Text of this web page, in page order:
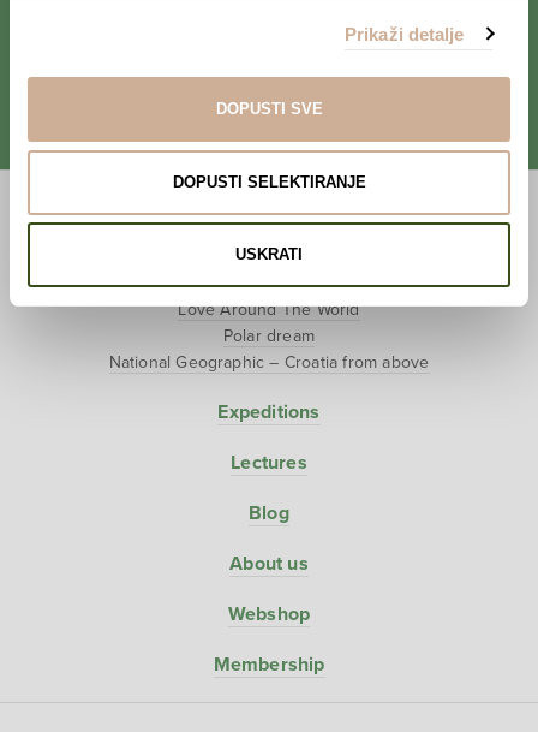
Prikaži detalje
DOPUSTI SVE
DOPUSTI SELEKTIRANJE
USKRATI
Follow us on YouTube.
videos.
Hunter-Gatherers
Projects
Love Around The World
Polar dream
National Geographic – Croatia from above
Expeditions
Lectures
Blog
About us
Webshop
Membership